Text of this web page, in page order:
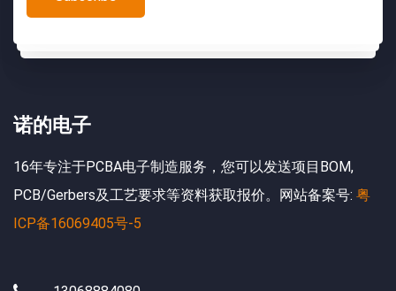
Search:
诺的电子
16年专注于PCBA电子制造服务，您可以发送项目BOM,
PCB/Gerbers及工艺要求等资料获取报价。网站备案号: 粤
ICP备16069405号-5